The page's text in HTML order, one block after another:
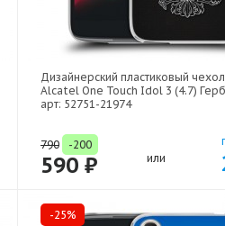
Дизайнерский пластиковый
Alcatel One Touch Idol 3 (4.7)
арт: 52751-21974
790 -200
590 ₽ или
-25%